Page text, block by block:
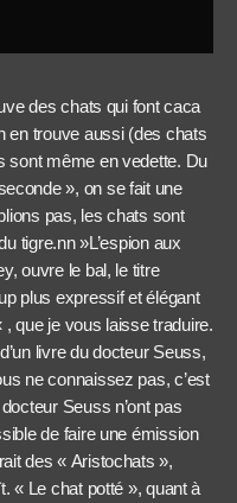
des chats qui font caca
en trouve aussi (des chats
sont même en vedette. Du
», on se fait une
pas, les chats sont
tigre.nn »L’espion aux
ouvre le bal, le titre
plus expressif et élégant
que je vous laisse traduire.
livre du docteur Seuss,
ne connaissez pas, c’est
Seuss n’ont pas
de faire une émission
des « Aristochats »,
« Le chat potté », quant à